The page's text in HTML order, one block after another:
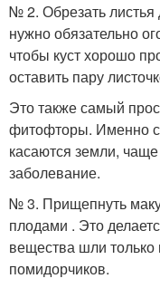
№ 2. Обрезать
нужно обязательно
чтобы куст хорошо
оставить пару
Это также самый
фитофторы. Именно с
касаются земли,
заболевание.
№ 3. Прищепнуть
плодами . Это
вещества шли
помидорчиков.